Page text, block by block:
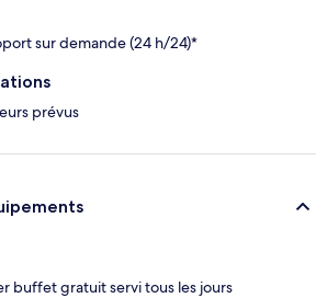
sur demande (24 h/24)*
prévus
buffet gratuit servi tous les jours